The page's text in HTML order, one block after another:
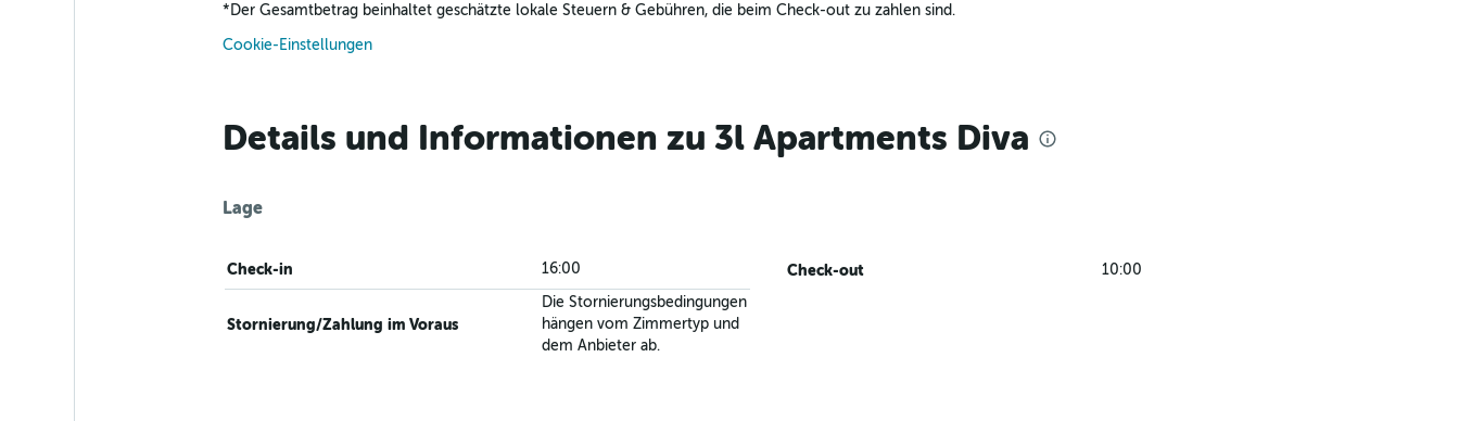
* Der Gesamtbetrag beinhaltet geschätzte lokale Steuern & Gebühren, die beim Check-out zu zahlen sind.
Cookie-Einstellungen
Details und Informationen zu 3l Apartments Diva
Lage
Check-in 16:00 Check-out 10:00
Stornierung/Zahlung im Voraus
Die Stornierungsbedingungen
hängen vom Zimmertyp und
dem Anbieter ab.